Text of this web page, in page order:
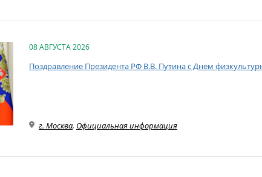
08 АВГУСТА 2026
Поздравление Президента РФ В.В. Путина с Днем
г. Москва, Официальная информация